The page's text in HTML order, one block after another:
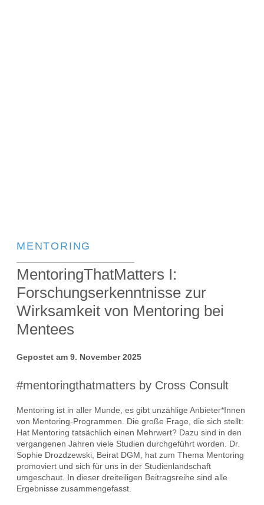
MENTORING
MentoringThatMatters I:
Forschungserkenntnisse zur
Wirksamkeit von Mentoring bei
Mentees
Gepostet am 9. November 2025
#mentoringthatmatters by Cross Consult
Mentoring ist in aller Munde, es gibt unzählige Anbieter*Innen
von Mentoring-Programmen. Die große Frage, die sich stellt:
Hat Mentoring tatsächlich einen Mehrwert? Dazu sind in den
vergangenen Jahren viele Studien durchgeführt worden. Dr.
Sophie Drozdzewski, Beirat DGM, hat zum Thema Mentoring
promoviert und sich für uns in der Studienlandschaft
umgeschaut. In dieser dreiteiligen Beitragsreihe sind alle
Ergebnisse zusammengefasst.